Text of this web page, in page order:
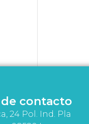
contacto
24 Pol. Ind. Pla